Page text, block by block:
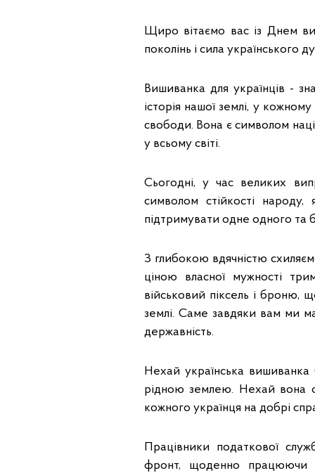
Щиро вітаємо вас із Днем
поколінь і сила українського
Вишиванка для українців -
історія нашої землі, у
свободи. Вона є символом
у всьому світі.
Сьогодні, у час великих
символом стійкості
підтримувати одне одного та
З глибокою вдячністю
ціною власної мужності
військовий піксель і броню,
землі. Саме завдяки вам ми
державність.
Нехай українська
рідною землею. Нехай вона
кожного українця на добрі
Працівники податкової
фронт, щоденно працюючи